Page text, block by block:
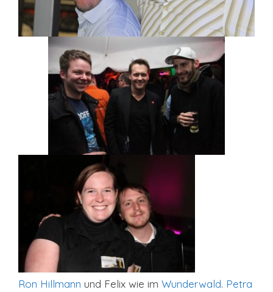
Ron Hillmann und Felix wie im Wunderwald. Petra